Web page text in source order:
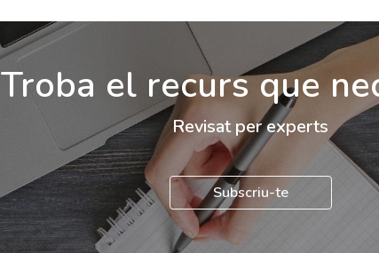
Troba el recurs que
Revisat per experts
Subscriu-te